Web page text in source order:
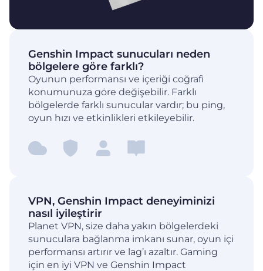
Genshin Impact sunucuları neden
bölgelere göre farklı?
Oyunun performansı ve içeriği coğrafi
konumunuza göre değişebilir. Farklı
bölgelerde farklı sunucular vardır; bu ping,
oyun hızı ve etkinlikleri etkileyebilir.
VPN, Genshin Impact deneyiminizi
nasıl iyileştirir
Planet VPN, size daha yakın bölgelerdeki
sunuculara bağlanma imkanı sunar, oyun içi
performansı artırır ve lag’ı azaltır. Gaming
için en iyi VPN ve Genshin Impact